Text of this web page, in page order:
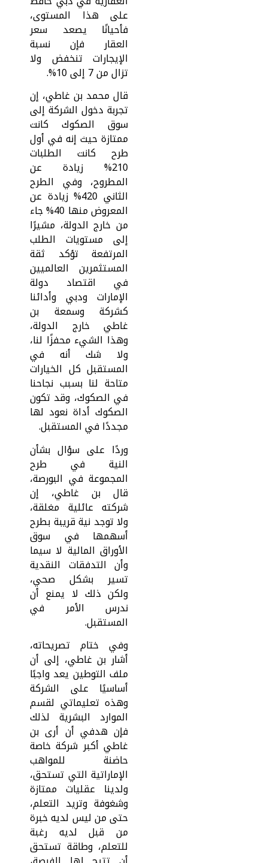
على هذا المستوى،
فأحيانًا يصعد سعر
العقار فإن نسبة
الإيجارات تنخفض ولا
تزال من 7 إلى 10%.
قال محمد بن غاطي، إن
تجربة دخول الشركة إلى
سوق الصكوك كانت
ممتازة حيث إنه في أول
طرح كانت الطلبات
210% زيادة عن
المطروح، وفي الطرح
الثاني 420% زيادة عن
المعروض منها 40% جاء
من خارج الدولة، مشيرًا
إلى مستويات الطلب
المرتفعة تؤكد ثقة
المستثمرين العالميين
في اقتصاد دولة
الإمارات ودبي وأدائنا
كشركة وسمعة بن
غاطي خارج الدولة،
وهذا الشيء محفزًا لنا،
ولا شك أنه في
المستقبل كل الخيارات
متاحة لنا بسبب نجاحنا
في الصكوك، وقد تكون
الصكوك أداة نعود لها
مجددًا في المستقبل.
وردًا على سؤال بشأن
النية في طرح
المجموعة في البورصة،
قال بن غاطي، إن
شركته عائلية مغلقة،
ولا توجد نية قريبة بطرح
أسهمها في سوق
الأوراق المالية لا سيما
وأن التدفقات النقدية
تسير بشكل صحي،
ولكن ذلك لا يمنع أن
ندرس الأمر في
المستقبل.
وفي ختام تصريحاته،
أشار بن غاطي، إلى أن
ملف التوطين يعد واجبًا
أساسيًا على الشركة
وهذه تعليماتي لقسم
الموارد البشرية لذلك
فإن هدفي أن أرى بن
غاطي أكبر شركة خاصة
حاضنة للمواهب
الإماراتية التي تستحق،
ولدينا عقليات ممتازة
وشغوفة وتريد التعلم،
حتى من ليس لديه خبرة
من قبل لديه رغبة
للتعلم، وطاقة تستحق